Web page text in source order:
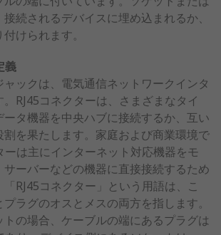
続されるデバイスに埋め込まれるか、
けられます。
義
ックは、電気通信ネットワークインタ
RJ45コネクターは、さまざまなタイ
タ機器を中央ハブに接続するか、互い
割を果たします。家庭および商業環境で
ーは主にインターネット対応機器をモ
ーバーなどの機器に直接接続するため
RJ45コネクター」という用語は、こ
ラグのオスとメスの両方を指します。
トの場合、ケーブルの端にあるプラグは